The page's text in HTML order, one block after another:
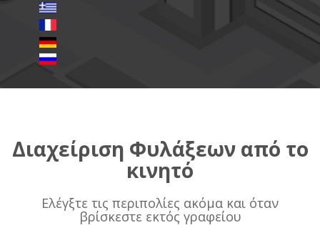
Διαχείριση Φυλάξεων από το
κινητό
Ελέγξτε τις περιπολίες ακόμα και όταν
βρίσκεστε εκτός γραφείου